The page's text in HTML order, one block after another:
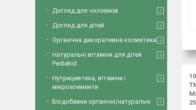
Догляд для чоловіків
Догляд для дітей
Органічна декоративна косметика
Натуральні вітаміни для дітей
Pediakid
Нутрицевтика, вітаміни і
мікроелементи
Біодобавки органічні/натуральні